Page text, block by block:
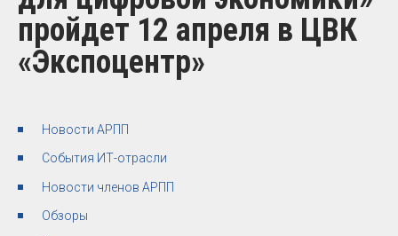
пройдет 12 апреля в ЦВК
«Экспоцентр»
Новости АРПП
События ИТ-отрасли
Новости членов АРПП
Обзоры